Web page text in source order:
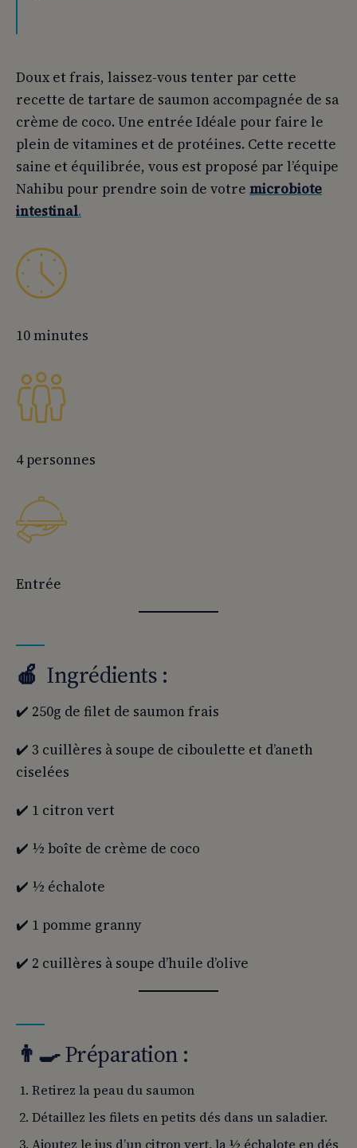
Doux et frais, laissez-vous tenter par cette
recette de tartare de saumon accompagnée de sa
crème de coco. Une entrée Idéale pour faire le
plein de vitamines et de protéines. Cette recette
saine et équilibrée, vous est proposé par l’équipe
Nahibu pour prendre soin de votre microbiote
intestinal.
10 minutes
4 personnes
Entrée
🍎 Ingrédients :
✔️ 250g de filet de saumon frais
✔️ 3 cuillères à soupe de ciboulette et d’aneth
ciselées
✔️ 1 citron vert
✔️ ½ boîte de crème de coco
✔️ ½ échalote
✔️ 1 pomme granny
✔️ 2 cuillères à soupe d’huile d’olive
👨‍🍳Préparation :
Retirez la peau du saumon
Détaillez les filets en petits dés dans un saladier.
Ajoutez le jus d’un citron vert, la ½ échalote en dés